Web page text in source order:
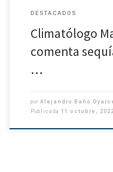
DESTACADOS
Climatólogo
comenta
…
por Alejandro Baño
Publicada 11 octubre, 2022